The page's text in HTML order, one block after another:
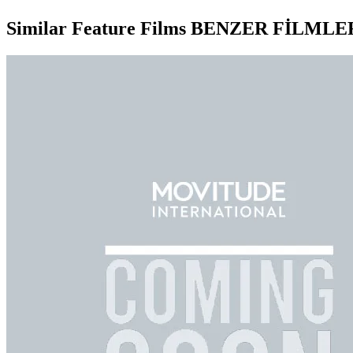
Similar Feature Films BENZER